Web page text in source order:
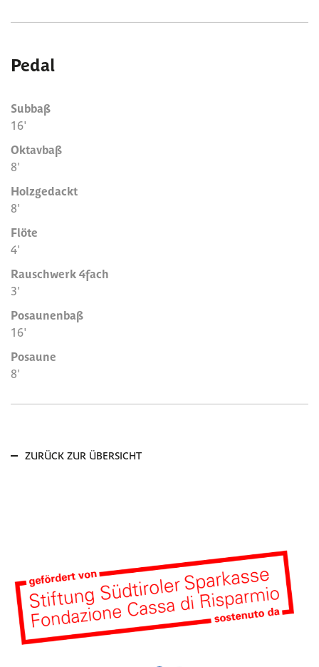
Pedal
Subbaß
16'
Oktavbaß
8'
Holzgedackt
8'
Flöte
4'
Rauschwerk 4fach
3'
Posaunenbaß
16'
Posaune
8'
ZURÜCK ZUR ÜBERSICHT